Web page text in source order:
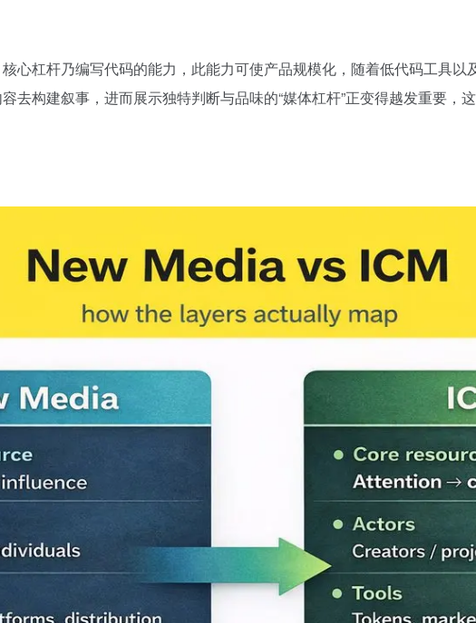
心杠杆乃编写代码的能力，此能力可使产品规模化，随着低代码工具
去构建叙事，进而展示独特判断与品味的“媒体杠杆”正变得越发重要，